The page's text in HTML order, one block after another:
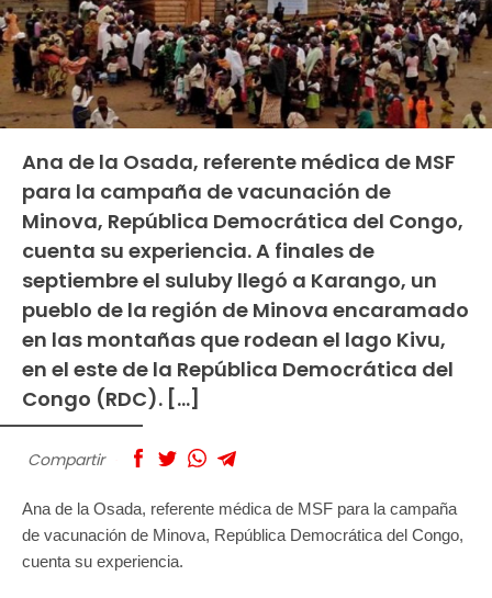
Ana de la Osada, referente médica de MSF
para la campaña de vacunación de
Minova, República Democrática del Congo,
cuenta su experiencia. A finales de
septiembre el suluby llegó a Karango, un
pueblo de la región de Minova encaramado
en las montañas que rodean el lago Kivu,
en el este de la República Democrática del
Congo (RDC). […]
Compartir
Ana de la Osada, referente médica de MSF para la campaña
de vacunación de Minova, República Democrática del Congo,
cuenta su experiencia.